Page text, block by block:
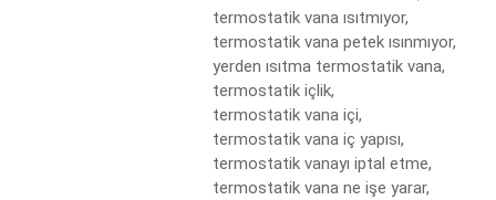
termostatik vana ısıtmıyor,
termostatik vana petek ısınmıyor,
yerden ısıtma termostatik vana,
termostatik içlik,
termostatik vana içi,
termostatik vana iç yapısı,
termostatik vanayı iptal etme,
termostatik vana ne işe yarar,